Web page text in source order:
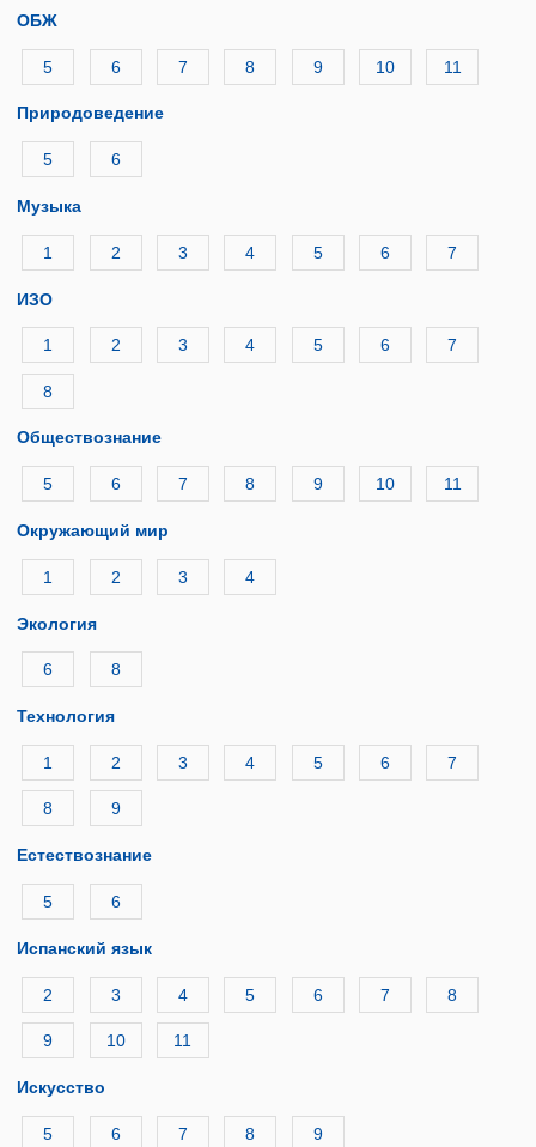
ОБЖ
5 6 7 8 9 10 11
Природоведение
5 6
Музыка
1 2 3 4 5 6 7
ИЗО
1 2 3 4 5 6 7
8
Обществознание
5 6 7 8 9 10 11
Окружающий мир
1 2 3 4
Экология
6 8
Технология
1 2 3 4 5 6 7
8 9
Естествознание
5 6
Испанский язык
2 3 4 5 6 7 8
9 10 11
Искусство
5 6 7 8 9